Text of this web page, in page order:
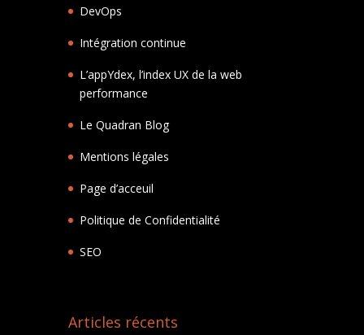
DevOps
Intégration continue
L’appYdex, l’index UX de la web
performance
Le Quadran Blog
Mentions légales
Page d’acceuil
Politique de Confidentialité
SEO
Articles récents